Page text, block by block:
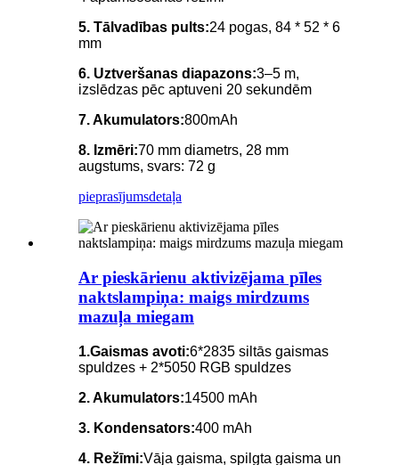
5. Tālvadības pults:24 pogas, 84 * 52 * 6
mm
6. Uztveršanas diapazons:3–5 m,
izslēdzas pēc aptuveni 20 sekundēm
7. Akumulators:800mAh
8. Izmēri:70 mm diametrs, 28 mm
augstums, svars: 72 g
pieprasījumsdetaļa
Ar pieskārienu aktivizējama pīles
naktslampiņa: maigs mirdzums
mazuļa miegam
1.Gaismas avoti:6*2835 siltās gaismas
spuldzes + 2*5050 RGB spuldzes
2. Akumulators:14500 mAh
3. Kondensators:400 mAh
4. Režīmi:Vāja gaisma, spilgta gaisma un